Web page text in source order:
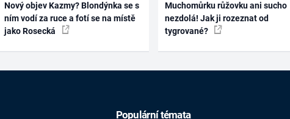
Nový objev Kazmy? Blondýnka se s
ním vodí za ruce a fotí se na místě
jako Rosecká
Muchomůrku růžovku ani sucho
nezdolá! Jak ji rozeznat od
tygrované?
Populární témata